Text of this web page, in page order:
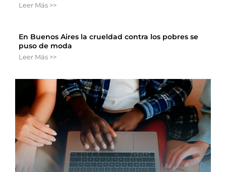
Leer Más >>
En Buenos Aires la crueldad contra los pobres se
puso de moda
Leer Más >>